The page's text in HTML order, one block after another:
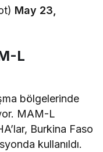
May 23,
L
bölgelerinde
MAM-L
Burkina Faso
kullanıldı.